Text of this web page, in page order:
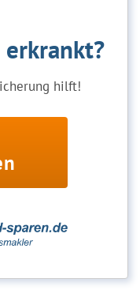
hilft!